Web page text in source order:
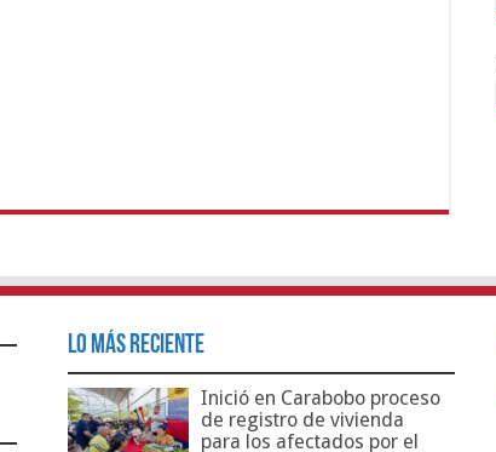
Lo Más Reciente
Inició en Carabobo proceso
de registro de vivienda
para los afectados por el